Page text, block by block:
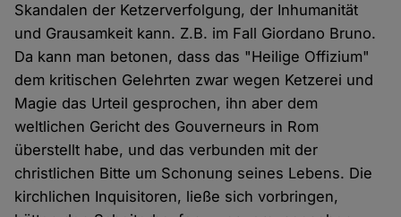
Skandalen der Ketzerverfolgung, der Inhumanität
und Grausamkeit kann. Z.B. im Fall Giordano Bruno.
Da kann man betonen, dass das "Heilige Offizium"
dem kritischen Gelehrten zwar wegen Ketzerei und
Magie das Urteil gesprochen, ihn aber dem
weltlichen Gericht des Gouverneurs in Rom
überstellt habe, und das verbunden mit der
christlichen Bitte um Schonung seines Lebens. Die
kirchlichen Inquisitoren, ließe sich vorbringen,